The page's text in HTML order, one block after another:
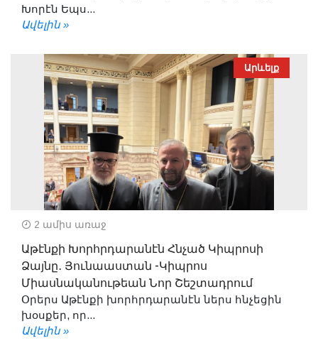
Խորէն Եպս...
Ավելին »
Արևելք
2 ամիս առաջ
Աթէնքի Խորհրդարանէն Հնչած Կիպրոսի
Ձայնը․ Յունաաստան -Կիպրոս
Միասնականութեան Նոր Շեշտադրում
Օրերս Աթէնքի խորհրդարանէն ներս հնչեցին
խօսքեր, որ...
Ավելին »